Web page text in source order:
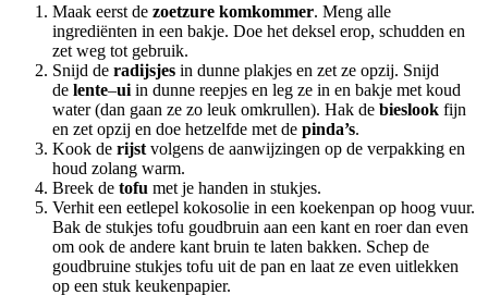
Maak eerst de zoetzure komkommer. Meng alle
ingrediënten in een bakje. Doe het deksel erop, schudden en
zet weg tot gebruik.
Snijd de radijsjes in dunne plakjes en zet ze opzij. Snijd
de lente–ui in dunne reepjes en leg ze in en bakje met koud
water (dan gaan ze zo leuk omkrullen). Hak de bieslook fijn
en zet opzij en doe hetzelfde met de pinda’s.
Kook de rijst volgens de aanwijzingen op de verpakking en
houd zolang warm.
Breek de tofu met je handen in stukjes.
Verhit een eetlepel kokosolie in een koekenpan op hoog vuur.
Bak de stukjes tofu goudbruin aan een kant en roer dan even
om ook de andere kant bruin te laten bakken. Schep de
goudbruine stukjes tofu uit de pan en laat ze even uitlekken
op een stuk keukenpapier.